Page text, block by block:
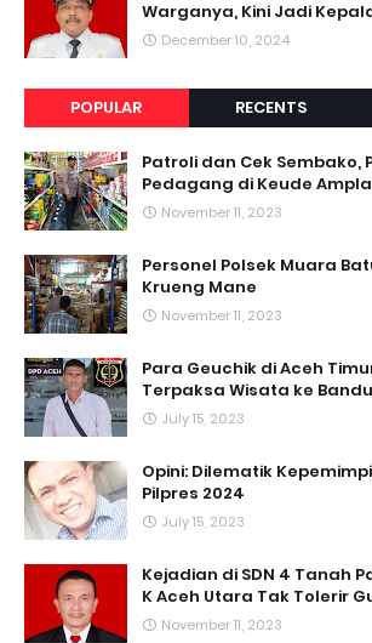
Warganya, Kini Jadi
December 10, 2024
POPULAR RECENTS
Patroli dan Cek Sembako,
Pedagang di Keude
November 11, 2023
Personel Polsek Muara
Krueng Mane
November 11, 2023
Para Geuchik di Aceh
Terpaksa Wisata ke
July 15, 2023
Opini: Dilematik
Pilpres 2024
July 15, 2023
Kejadian di SDN 4 Tanah
K Aceh Utara Tak Tolerir
November 11, 2023